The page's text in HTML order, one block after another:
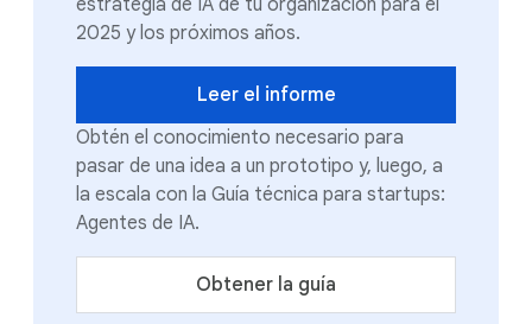
2025 y los próximos años.
Leer el informe
Obtén el conocimiento necesario para
pasar de una idea a un prototipo y, luego, a
la escala con la Guía técnica para startups:
Agentes de IA.
Obtener la guía